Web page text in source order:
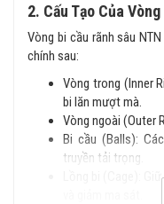
2. Cấu Tạo Của
Vòng bi cầu rãnh sâu
chính sau:
Vòng trong (Inner
bi lăn mượt mà.
Vòng ngoài (Outer
Bi cầu (Balls):
truyền tải trọng.
Lồng bi (Cage):